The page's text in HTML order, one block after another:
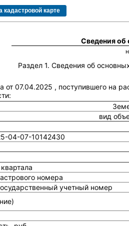
Сведения
Раздел 1. Сведения об
от 07.04.2025 , поступившего на
вид
04-07-10142430
номера
учетный номер